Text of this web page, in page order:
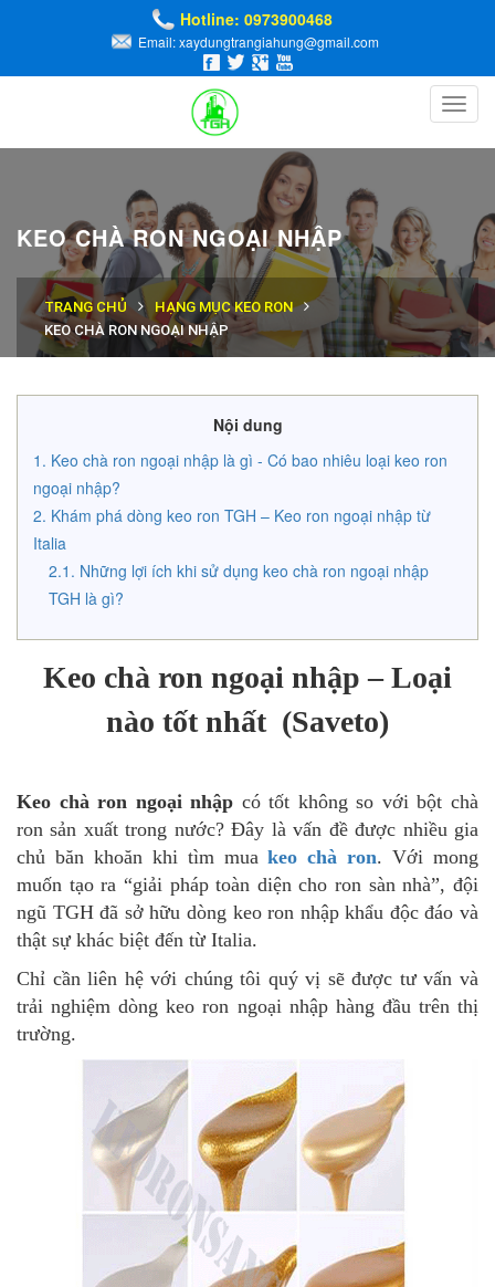
Hotline: 0973900468
Email: xaydungtrangiahung@gmail.com
KEO CHÀ RON NGOẠI NHẬP
TRANG CHỦ
HẠNG MỤC KEO RON
KEO CHÀ RON NGOẠI NHẬP
Nội dung
Keo chà ron ngoại nhập là gì - Có bao nhiêu loại keo ron
ngoại nhập?
Khám phá dòng keo ron TGH – Keo ron ngoại nhập từ
Italia
Những lợi ích khi sử dụng keo chà ron ngoại nhập
TGH là gì?
Keo chà ron ngoại nhập – Loại
nào tốt nhất (Saveto)
Keo chà ron ngoại nhập có tốt không so với bột chà
ron sản xuất trong nước? Đây là vấn đề được nhiều gia
chủ băn khoăn khi tìm muakeo chà ron. Với mong
muốn tạo ra “giải pháp toàn diện cho ron sàn nhà”, đội
ngũ TGH đã sở hữu dòng keo ron nhập khẩu độc đáo và
thật sự khác biệt đến từ Italia.
Chỉ cần liên hệ với chúng tôi quý vị sẽ được tư vấn và
trải nghiệm dòng keo ron ngoại nhập hàng đầu trên thị
trường.